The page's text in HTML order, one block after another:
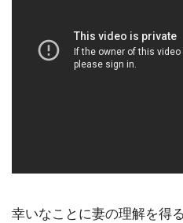
幸いなことに妻の理解を得